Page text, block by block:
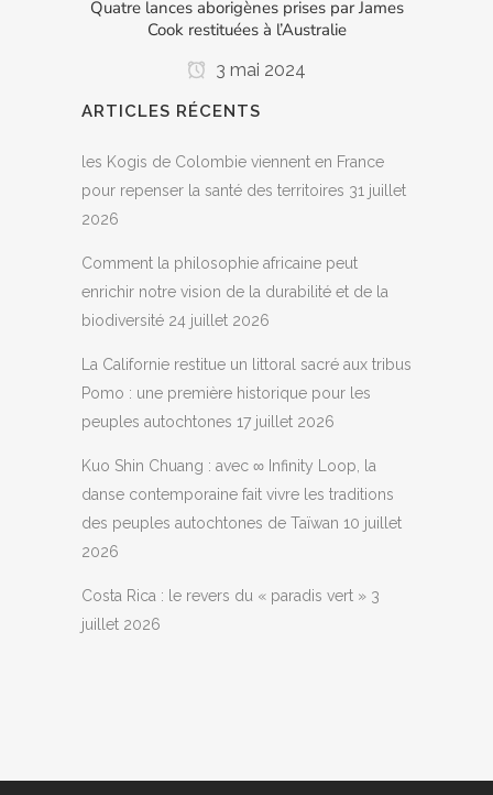
Quatre lances aborigènes prises par James
Cook restituées à l’Australie
3 mai 2024
ARTICLES RÉCENTS
les Kogis de Colombie viennent en France
pour repenser la santé des territoires 31 juillet
2026
Comment la philosophie africaine peut
enrichir notre vision de la durabilité et de la
biodiversité 24 juillet 2026
La Californie restitue un littoral sacré aux tribus
Pomo : une première historique pour les
peuples autochtones 17 juillet 2026
Kuo Shin Chuang : avec ∞ Infinity Loop, la
danse contemporaine fait vivre les traditions
des peuples autochtones de Taïwan 10 juillet
2026
Costa Rica : le revers du « paradis vert » 3
juillet 2026